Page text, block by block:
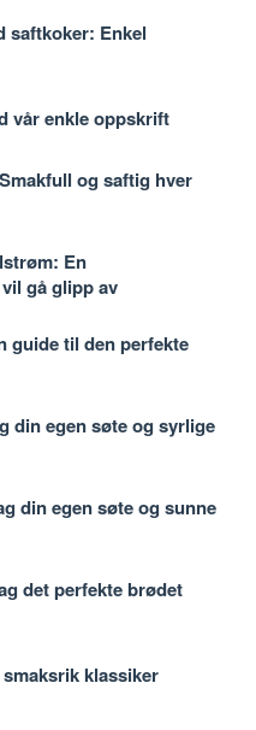
saftkoker: Enkel
vår enkle oppskrift
og saftig hver
En
gå glipp av
guide til den perfekte
egen søte og syrlige
din egen søte og sunne
det perfekte brødet
klassiker